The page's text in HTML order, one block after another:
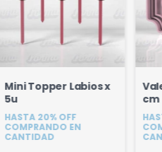
Mini Topper Labios x
5u
HASTA 20% OFF
COMPRANDO EN
CANTIDAD
cm